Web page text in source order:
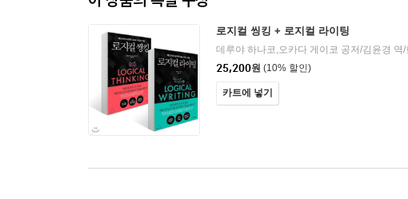
로지컬 씽킹 + 로지컬 라이팅
25,200원 (10% 할인)
카트에 넣기